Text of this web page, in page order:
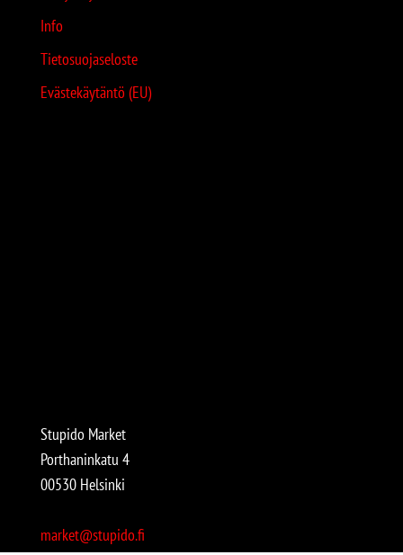
Info
Tietosuojaseloste
Evästekäytäntö (EU)
Stupido Market
Porthaninkatu 4
00530 Helsinki
market@stupido.fi